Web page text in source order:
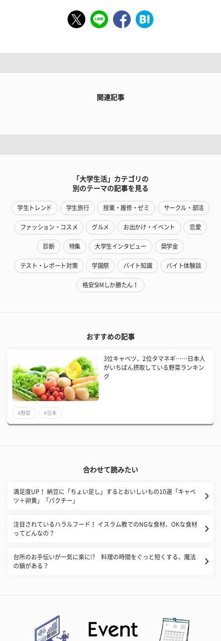
関連記事
「大学生活」カテゴリの
別のテーマの記事を見る
学生トレンド 学生旅行 授業・履修・ゼミ サークル・部活
ファッション・コスメ グルメ お出かけ・イベント 恋愛
診断 特集 大学生インタビュー 奨学金
テスト・レポート対策 学園祭 バイト知識 バイト体験談
格安SIMしか勝たん！
おすすめの記事
3位キャベツ、2位タマネギ……日本人
がいちばん摂取している野菜ランキン
グ
#野菜 #日本
合わせて読みたい
満足度UP！ 納豆に「ちょい足し」するとおいしいもの10選「キャベ
ツ＋卵黄」「パクチー」
注目されているハラルフード！ イスラム教でのNGな食材、OKな食材
ってどんなの？
台所のお手伝いが一気に楽に!? 料理の時間をぐっと短くする、魔法
の鍋がある？